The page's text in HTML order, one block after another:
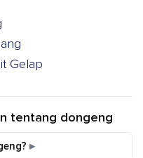
Gelap
tentang dongeng